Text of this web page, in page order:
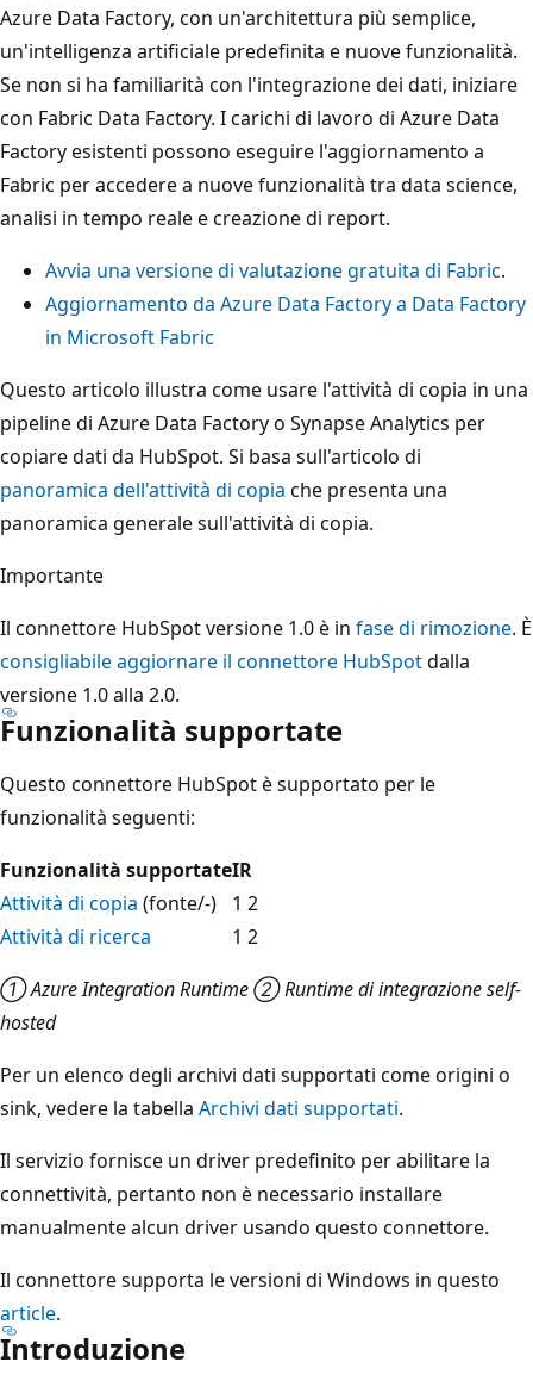
Azure Data Factory, con un'architettura più semplice,
un'intelligenza artificiale predefinita e nuove funzionalità.
Se non si ha familiarità con l'integrazione dei dati, iniziare
con Fabric Data Factory. I carichi di lavoro di Azure Data
Factory esistenti possono eseguire l'aggiornamento a
Fabric per accedere a nuove funzionalità tra data science,
analisi in tempo reale e creazione di report.
Avvia una versione di valutazione gratuita di Fabric.
Aggiornamento da Azure Data Factory a Data Factory
in Microsoft Fabric
Questo articolo illustra come usare l'attività di copia in una
pipeline di Azure Data Factory o Synapse Analytics per
copiare dati da HubSpot. Si basa sull'articolo di
panoramica dell'attività di copia che presenta una
panoramica generale sull'attività di copia.
Importante
Il connettore HubSpot versione 1.0 è in fase di rimozione. È
consigliabile aggiornare il connettore HubSpotdalla
versione 1.0 alla 2.0.
Funzionalità supportate
Questo connettore HubSpot è supportato per le
funzionalità seguenti:
Funzionalità supportateIR
Attività di copia (fonte/-)
1 2
Attività di ricerca
1 2
① Azure Integration Runtime ② Runtime di integrazione self-
hosted
Per un elenco degli archivi dati supportati come origini o
sink, vedere la tabella Archivi dati supportati.
Il servizio fornisce un driver predefinito per abilitare la
connettività, pertanto non è necessario installare
manualmente alcun driver usando questo connettore.
Il connettore supporta le versioni di Windows in questo
article.
Introduzione